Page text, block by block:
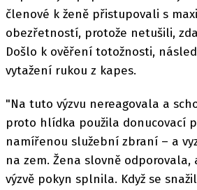
členové k ženě přistupovali s
obezřetností, protože netušili,
Došlo k ověření totožnosti,
vytažení rukou z kapes.
"Na tuto výzvu nereagovala a
proto hlídka použila donucovací
namířenou služební zbraní – a
na zem. Žena slovně
výzvě pokyn splnila. Když se